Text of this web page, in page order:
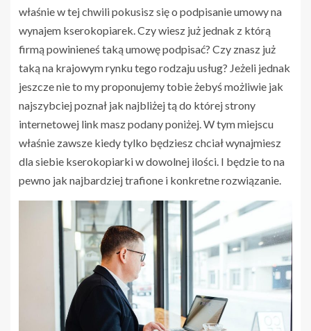
właśnie w tej chwili pokusisz się o podpisanie umowy na
wynajem kserokopiarek. Czy wiesz już jednak z którą
firmą powinieneś taką umowę podpisać? Czy znasz już
taką na krajowym rynku tego rodzaju usług? Jeżeli jednak
jeszcze nie to my proponujemy tobie żebyś możliwie jak
najszybciej poznał jak najbliżej tą do której strony
internetowej link masz podany poniżej. W tym miejscu
właśnie zawsze kiedy tylko będziesz chciał wynajmiesz
dla siebie kserokopiarki w dowolnej ilości. I będzie to na
pewno jak najbardziej trafione i konkretne rozwiązanie.